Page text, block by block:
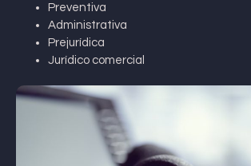
Preventiva
Administrativa
Prejurídica
Jurídico comercial